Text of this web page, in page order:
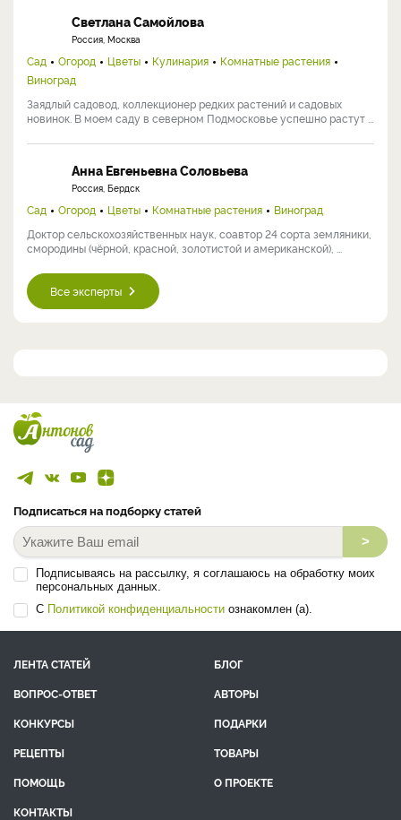
Светлана Самойлова
Россия, Москва
Сад Огород Цветы Кулинария
Комнатные растения
Виноград
Заядлый садовод, коллекционер редких растений и садовых
новинок. В моем саду в северном Подмосковье успешно растут ...
Анна Евгеньевна Соловьева
Россия, Бердск
Сад Огород Цветы Комнатные растения
Виноград
Доктор сельскохозяйственных наук, соавтор 24 сорта земляники,
смородины (чёрной, красной, золотистой и американской), ...
Все эксперты
Подписаться на подборку статей
>
Подписываясь на рассылку, я соглашаюсь на обработку моих
персональных данных.
С Политикой конфиденциальности ознакомлен (а).
ЛЕНТА СТАТЕЙ
БЛОГ
ВОПРОС-ОТВЕТ
АВТОРЫ
КОНКУРСЫ
ПОДАРКИ
РЕЦЕПТЫ
ТОВАРЫ
ПОМОЩЬ
О ПРОЕКТЕ
КОНТАКТЫ